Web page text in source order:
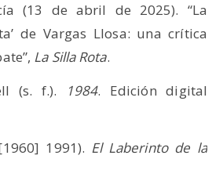
(13 de abril de 2025). “La
de Vargas Llosa: una crítica
La Silla Rota.
(s. f.). 1984. Edición digital
1991). El Laberinto de la